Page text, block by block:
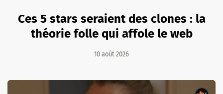
Ces 5 stars seraient des clones : la
théorie folle qui affole le web
10 août 2026